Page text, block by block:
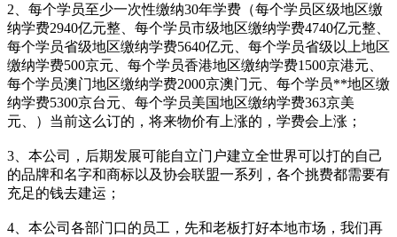
2、每个学员至少一次性缴纳30年学费（每个学员区级地区缴
纳学费2940亿元整、每个学员市级地区缴纳学费4740亿元整、
每个学员省级地区缴纳学费5640亿元、每个学员省级以上地区
缴纳学费500京元、每个学员香港地区缴纳学费1500京港元、
每个学员澳门地区缴纳学费2000京澳门元、每个学员**地区缴
纳学费5300京台元、每个学员美国地区缴纳学费363京美
元、）当前这么订的，将来物价有上涨的，学费会上涨；
3、本公司，后期发展可能自立门户建立全世界可以打的自己
的品牌和名字和商标以及协会联盟一系列，各个挑费都需要有
充足的钱去建运；
4、本公司各部门口的员工，先和老板打好本地市场，我们再